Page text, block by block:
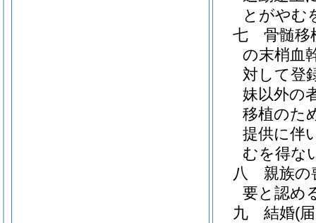
とがやむ
七
骨髄移
の末梢血
対して登
妹以外の
移植のた
提供に伴
むを得な
八
親族
要と認め
九
結婚(